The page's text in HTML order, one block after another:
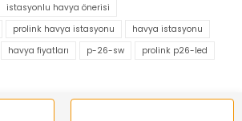
için teşekkür ederiz.
bozuk veya görüntülenemiyor.
hatalar bulunuyor.
istasyonlu havya önerisi
prolink havya istasyonu
havya istasyonu
havya fiyatları p-26-sw prolink p26-led